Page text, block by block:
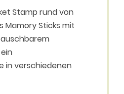
Stamp rund von
Mamory Sticks mit
in verschiedenen